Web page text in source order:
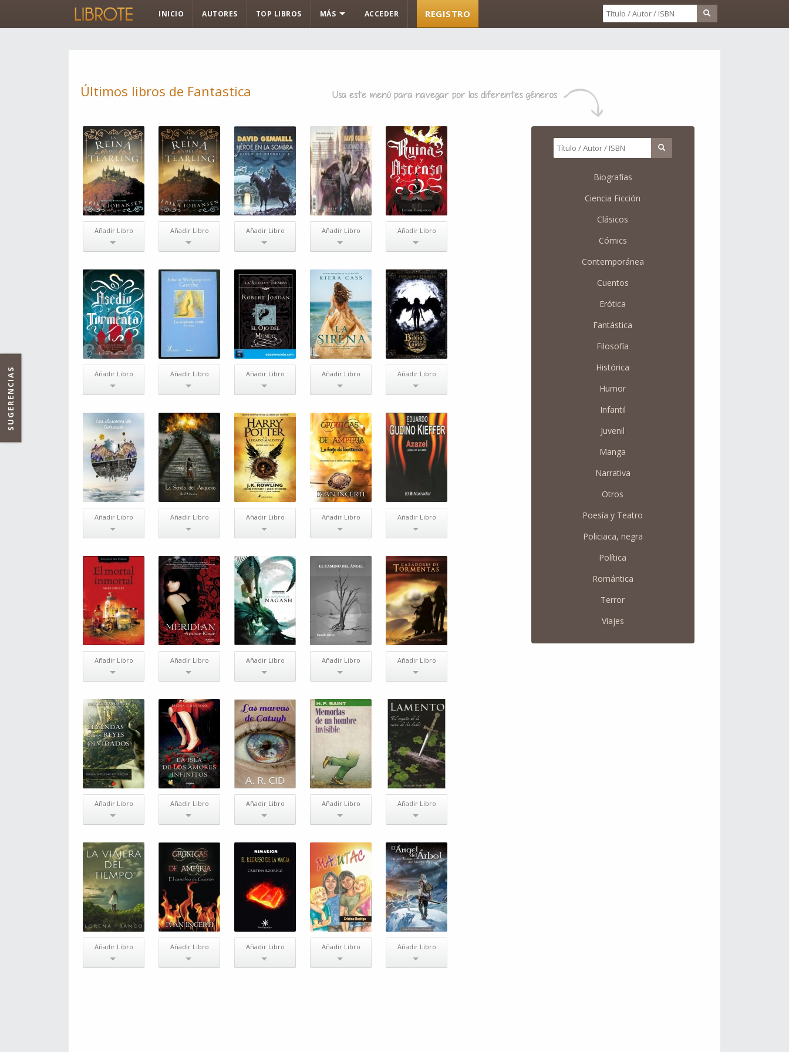
INICIO AUTORES TOP LIBROS MÁS ACCEDER REGISTRO
Últimos libros de Fantastica
Añadir Libro Añadir Libro Añadir Libro Añadir Libro Añadir Libro
Añadir Libro Añadir Libro Añadir Libro Añadir Libro Añadir Libro
Añadir Libro Añadir Libro Añadir Libro Añadir Libro Añadir Libro
Añadir Libro Añadir Libro Añadir Libro Añadir Libro Añadir Libro
Añadir Libro Añadir Libro Añadir Libro Añadir Libro Añadir Libro
Añadir Libro Añadir Libro Añadir Libro Añadir Libro Añadir Libro
Biografías
Ciencia Ficción
Clásicos
Cómics
Contemporánea
Cuentos
Erótica
Fantástica
Filosofía
Histórica
Humor
Infantil
Juvenil
Manga
Narrativa
Otros
Poesía y Teatro
Policiaca, negra
Política
Romántica
Terror
Viajes
SUGERENCIAS